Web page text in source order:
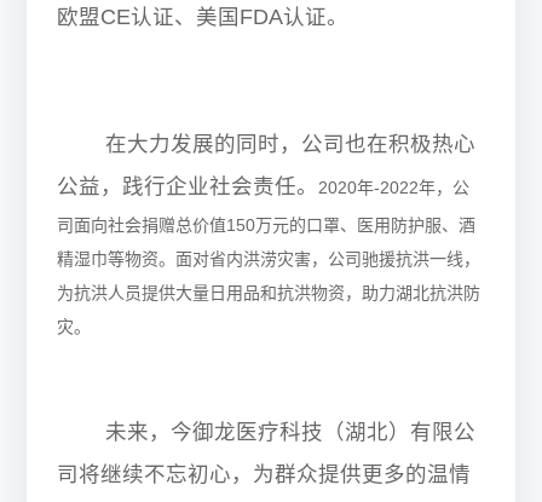
欧盟CE认证、美国 FDA认证。
在大力发展的同时，公司也在积极热心
公益，践行企业社会责任。
2020年-2022年，公
司面向社会捐赠总价值150万元的口罩、医用防护服、酒
精湿巾等物资。面对省内洪涝灾害，公司驰援抗洪一线，
为抗洪人员提供大量日用品和抗洪物资，助力湖北抗洪防
灾。
未来，今御龙医疗科技（湖北）有限公
司将继续不忘初心，为群众提供更多的温情